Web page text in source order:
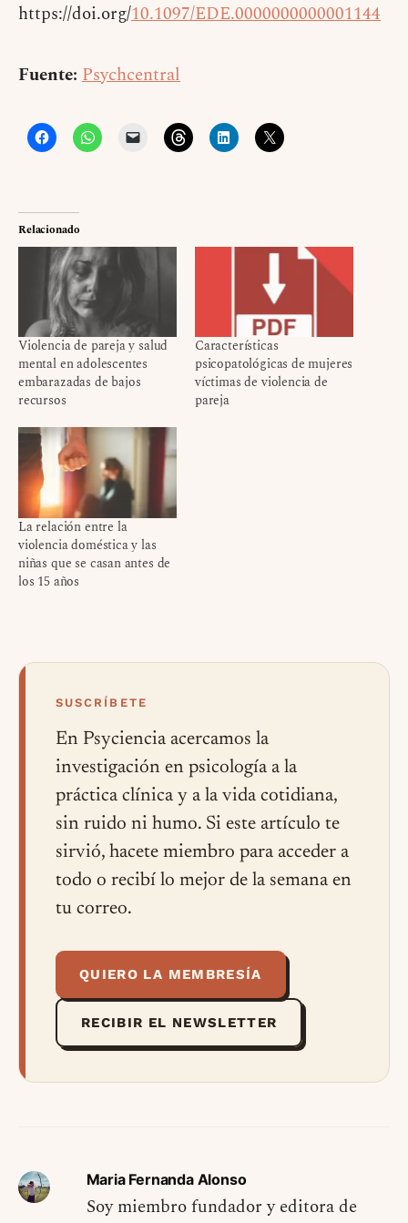
https://doi.org/10.1097/EDE.0000000000001144
Fuente: Psychcentral
Relacionado
Violencia de pareja y salud
mental en adolescentes
embarazadas de bajos
recursos
Características
psicopatológicas de mujeres
víctimas de violencia de
pareja
La relación entre la
violencia doméstica y las
niñas que se casan antes de
los 15 años
SUSCRÍBETE
En Psyciencia acercamos la
investigación en psicología a la
práctica clínica y a la vida cotidiana,
sin ruido ni humo. Si este artículo te
sirvió, hacete miembro para acceder a
todo o recibí lo mejor de la semana en
tu correo.
QUIERO LA MEMBRESÍA
RECIBIR EL NEWSLETTER
Maria Fernanda Alonso
Soy miembro fundador y editora de